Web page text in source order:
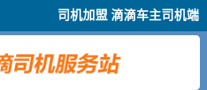
司机加盟 滴滴车主司机端